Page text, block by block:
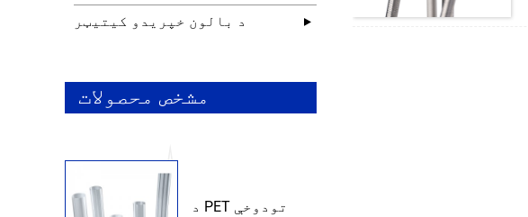
د بالون خپریدو کیتیټر
مشخص محصولات
د PET تودوخې